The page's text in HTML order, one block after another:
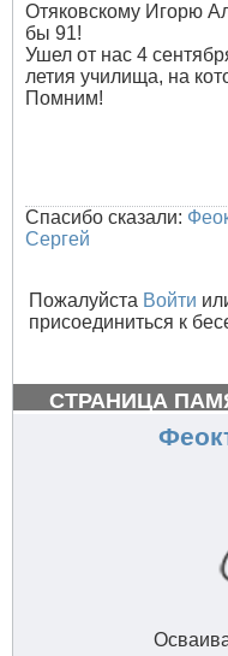
Отяковскому Игорю
бы 91!
Ушел от нас 4
летия училища, на
Помним!
Спасибо сказали:
Сергей
Пожалуйста Войти
присоединиться к
СТРАНИЦА